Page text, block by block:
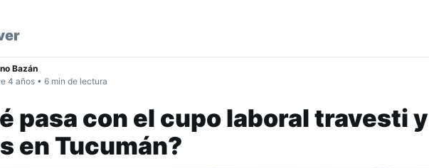
Bazán
4 años • 6 min de lectura
pasa con el cupo laboral travesti y
en Tucumán?